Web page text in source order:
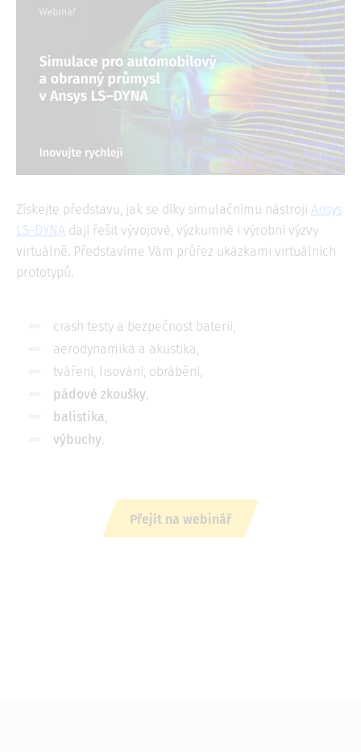
Získejte představu, jak se díky simulačnímu nástroji Ansys
LS-DYNA dají řešit vývojové, výzkumné i výrobní výzvy
virtuálně. Představíme Vám průřez ukázkami virtuálních
prototypů.
crash testy a bezpečnost baterií,
aerodynamika a akustika,
tváření, lisování, obrábění,
pádové zkoušky
balistika
výbuchy.
Přejít na webinář